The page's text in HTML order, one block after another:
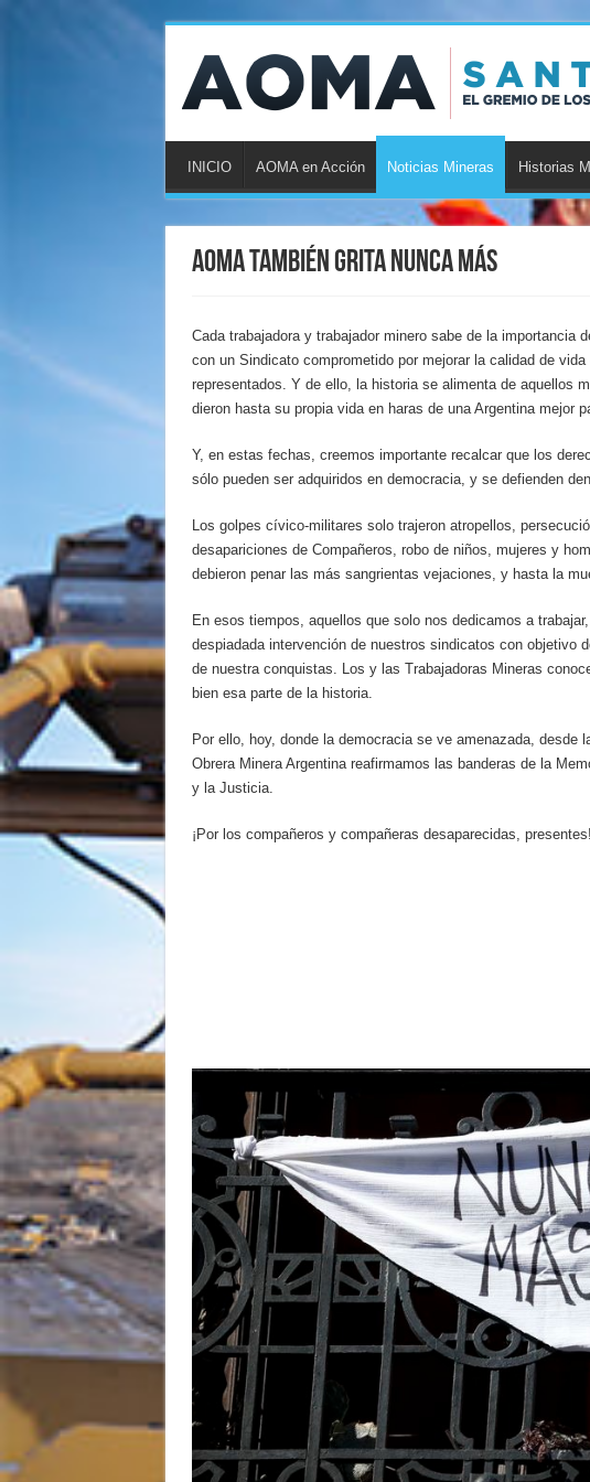
INICIO AOMA en Acción Noticias Mineras Historias
AOMA también grita Nunca Más
Cada trabajadora y trabajador minero sabe de la importancia
con un Sindicato comprometido por mejorar la calidad de vida
representados. Y de ello, la historia se alimenta de aquellos
dieron hasta su propia vida en haras de una Argentina mejor
Y, en estas fechas, creemos importante recalcar que los
sólo pueden ser adquiridos en democracia, y se defienden
Los golpes cívico-militares solo trajeron atropellos,
desapariciones de Compañeros, robo de niños, mujeres y
debieron penar las más sangrientas vejaciones, y hasta la
En esos tiempos, aquellos que solo nos dedicamos a
despiadada intervención de nuestros sindicatos con objetivo
de nuestra conquistas. Los y las Trabajadoras Mineras
bien esa parte de la historia.
Por ello, hoy, donde la democracia se ve amenazada, desde
Obrera Minera Argentina reafirmamos las banderas de la
y la Justicia.
¡Por los compañeros y compañeras desaparecidas, presentes!